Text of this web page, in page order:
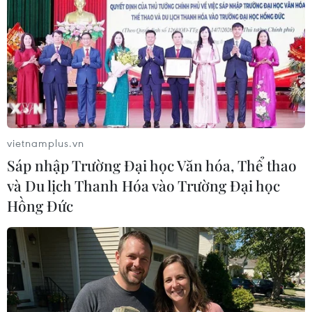
Theo dõi VietnamPlus
TIN LIÊN QUAN
vietnamplus.vn
Sáp nhập Trường Đại học Văn hóa, Thể thao
và Du lịch Thanh Hóa vào Trường Đại học
Hồng Đức